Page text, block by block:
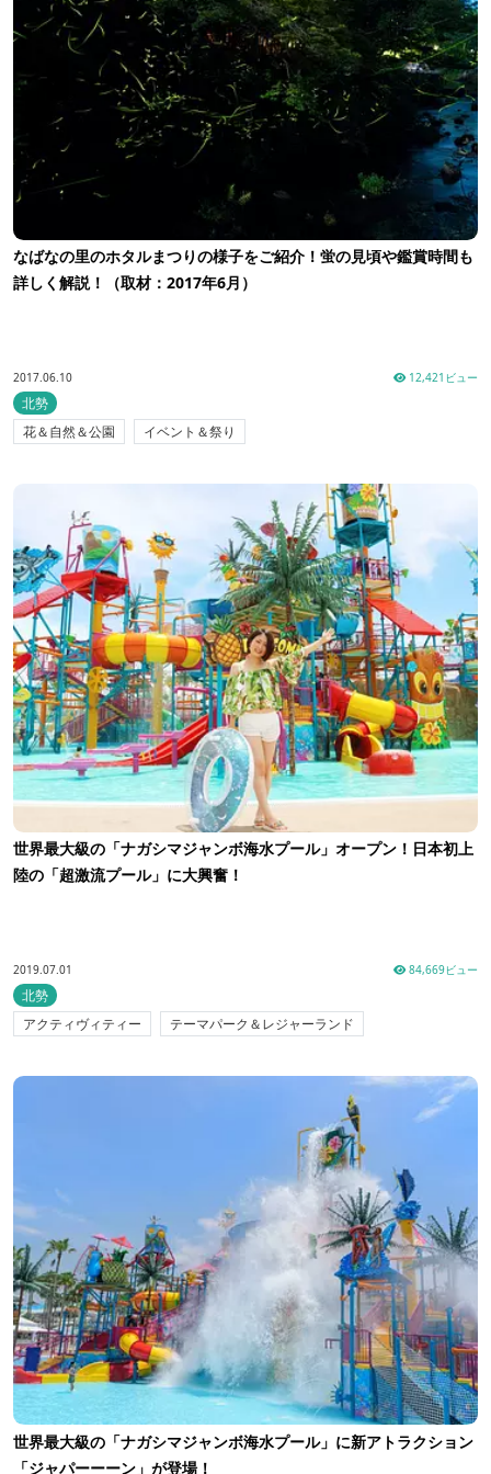
なばなの里のホタルまつりの様子をご紹介！蛍の見頃や鑑賞時間も
詳しく解説！（取材：2017年6月）
2017.06.10 12,421ビュー
北勢
花＆自然＆公園
イベント＆祭り
世界最大級の「ナガシマジャンボ海水プール」オープン！日本初上
陸の「超激流プール」に大興奮！
2019.07.01 84,669ビュー
北勢
アクティヴィティー
テーマパーク＆レジャーランド
世界最大級の「ナガシマジャンボ海水プール」に新アトラクション
「ジャパーーーン」が登場！